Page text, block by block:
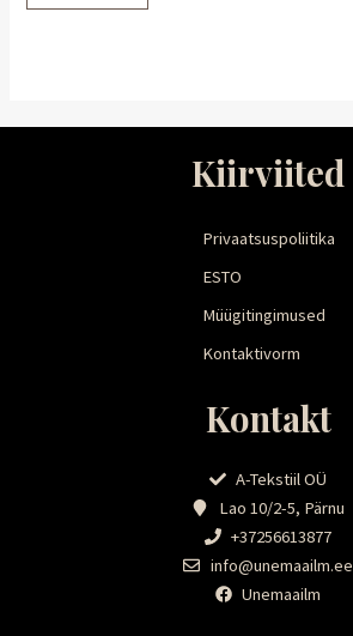
Kiirviited
Privaatsuspoliitika
ESTO
Müügitingimused
Kontaktivorm
Kontakt
A-Tekstiil OÜ
Lao 10/2-5, Pärnu
+37256613877
info@unemaailm.ee
Unemaailm